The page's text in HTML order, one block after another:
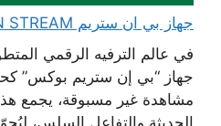
جهاز بي ان ستريم beIN STREAM الكويت مع اشتراك
في عالم الترفيه الرقمي
جهاز “بي إن ستريم بوكس”
مشاهدة غير مسبوقة، يجمع هذا
الحديثة والتفاعل السلس،